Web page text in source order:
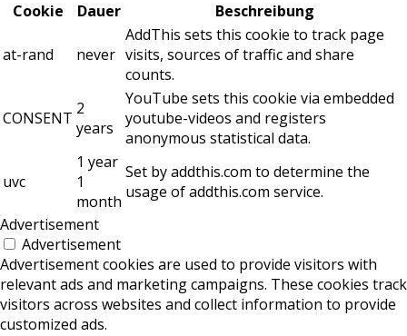
Cookie
Dauer Beschreibung
at-rand never
AddThis sets this cookie to track page
visits, sources of traffic and share
counts.
CONSENT 2
years
YouTube sets this cookie via embedded
youtube-videos and registers
anonymous statistical data.
uvc
1 year
1
month
Set by addthis.com to determine the
usage of addthis.com service.
Advertisement
Advertisement
Advertisement cookies are used to provide visitors with
relevant ads and marketing campaigns. These cookies track
visitors across websites and collect information to provide
customized ads.